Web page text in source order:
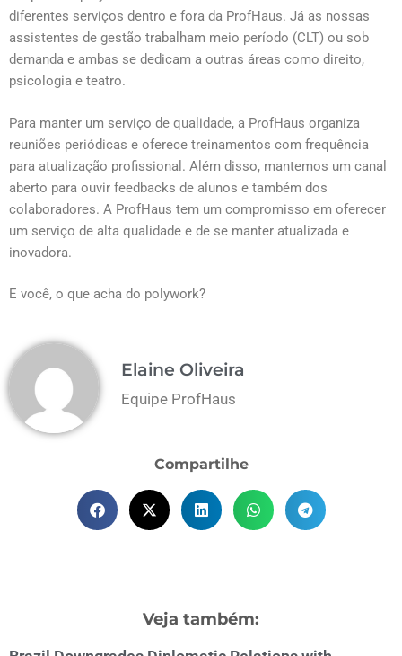
diferentes serviços dentro e fora da ProfHaus. Já as nossas
assistentes de gestão trabalham meio período (CLT) ou sob
demanda e ambas se dedicam a outras áreas como direito,
psicologia e teatro.
Para manter um serviço de qualidade, a ProfHaus organiza
reuniões periódicas e oferece treinamentos com frequência
para atualização profissional. Além disso, mantemos um canal
aberto para ouvir feedbacks de alunos e também dos
colaboradores. A ProfHaus tem um compromisso em oferecer
um serviço de alta qualidade e de se manter atualizada e
inovadora.
E você, o que acha do polywork?
Elaine Oliveira
Equipe ProfHaus
Compartilhe
Veja também: